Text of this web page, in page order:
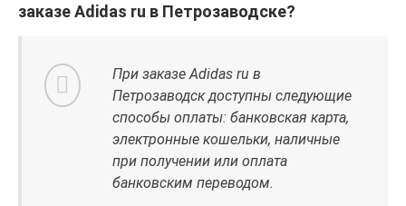
заказе Adidas ru в Петрозаводске?
При заказе Adidas ru в
Петрозаводск доступны следующие
способы оплаты: банковская карта,
электронные кошельки, наличные
при получении или оплата
банковским переводом.